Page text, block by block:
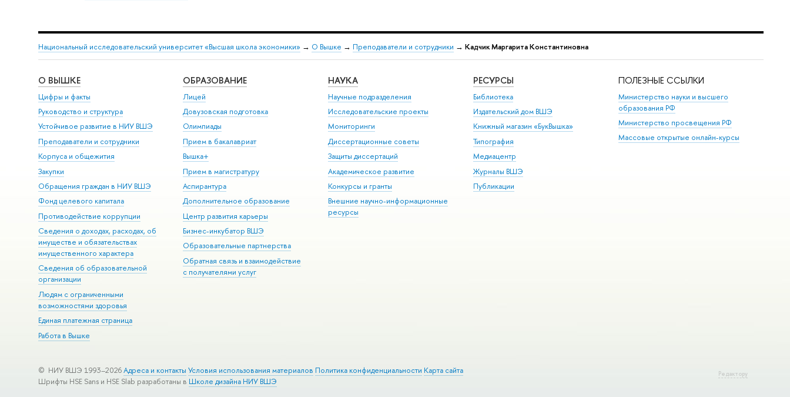
Национальный исследовательский университет «Высшая школа экономики» → О Вышке → Преподаватели и сотрудники → Кадчик Маргарита Константиновна
О ВЫШКЕ
Цифры и факты
Руководство и структура
Устойчивое развитие в НИУ ВШЭ
Преподаватели и сотрудники
Корпуса и общежития
Закупки
Обращения граждан в НИУ ВШЭ
Фонд целевого капитала
Противодействие коррупции
Сведения о доходах, расходах, об
имуществе и обязательствах
имущественного характера
Сведения об образовательной
организации
Людям с ограниченными
возможностями здоровья
Единая платежная страница
Работа в Вышке
ОБРАЗОВАНИЕ
Лицей
Довузовская подготовка
Олимпиады
Прием в бакалавриат
Вышка+
Прием в магистратуру
Аспирантура
Дополнительное образование
Центр развития карьеры
Бизнес-инкубатор ВШЭ
Образовательные партнерства
Обратная связь и взаимодействие
с получателями услуг
НАУКА
Научные подразделения
Исследовательские проекты
Мониторинги
Диссертационные советы
Защиты диссертаций
Академическое развитие
Конкурсы и гранты
Внешние научно-информационные
ресурсы
РЕСУРСЫ
Библиотека
Издательский дом ВШЭ
Книжный магазин «БукВышка»
Типография
Медиацентр
Журналы ВШЭ
Публикации
ПОЛЕЗНЫЕ ССЫЛКИ
Министерство науки и высшего
образования РФ
Министерство просвещения РФ
Массовые открытые онлайн-курсы
Редактору
© НИУ ВШЭ 1993–2026 Адреса и контакты Условия использования материалов Политика конфиденциальности Карта сайта
Шрифты HSE Sans и HSE Slab разработаны в Школе дизайна НИУ ВШЭ